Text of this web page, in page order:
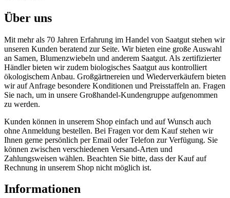
Über uns
Mit mehr als 70 Jahren Erfahrung im Handel von Saatgut stehen wir
unseren Kunden beratend zur Seite. Wir bieten eine große Auswahl
an Samen, Blumenzwiebeln und anderem Saatgut. Als zertifizierter
Händler bieten wir zudem biologisches Saatgut aus kontrolliert
ökologischem Anbau. Großgärtnereien und Wiederverkäufern bieten
wir auf Anfrage besondere Konditionen und Preisstaffeln an. Fragen
Sie nach, um in unsere Großhandel-Kundengruppe aufgenommen
zu werden.
Kunden können in unserem Shop einfach und auf Wunsch auch
ohne Anmeldung bestellen. Bei Fragen vor dem Kauf stehen wir
Ihnen gerne persönlich per Email oder Telefon zur Verfügung. Sie
können zwischen verschiedenen Versand-Arten und
Zahlungsweisen wählen. Beachten Sie bitte, dass der Kauf auf
Rechnung in unserem Shop nicht möglich ist.
Informationen